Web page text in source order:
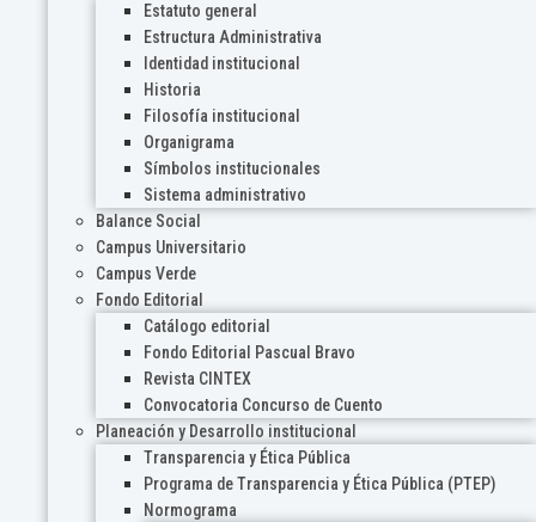
Estatuto general
Estructura Administrativa
Identidad institucional
Historia
Filosofía institucional
Organigrama
Símbolos institucionales
Sistema administrativo
Balance Social
Campus Universitario
Campus Verde
Fondo Editorial
Catálogo editorial
Fondo Editorial Pascual Bravo
Revista CINTEX
Convocatoria Concurso de Cuento
Planeación y Desarrollo institucional
Transparencia y Ética Pública
Programa de Transparencia y Ética Pública (PTEP)
Normograma